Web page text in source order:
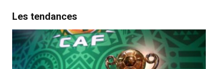
Les tendances